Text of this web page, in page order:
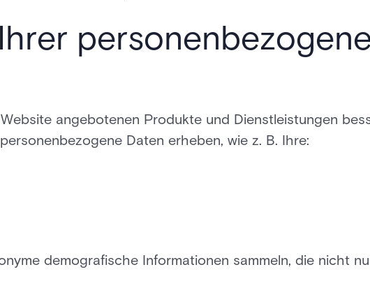
angebotenen Produkte und Dienstleistungen
Daten erheben, wie z. B. Ihre:
demografische Informationen sammeln, die nicht